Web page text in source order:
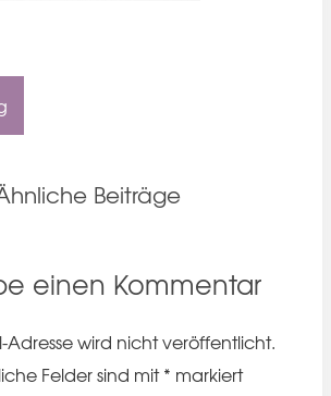
Beiträge
einen Kommentar
Adresse wird nicht veröffentlicht.
Felder sind mit* markiert